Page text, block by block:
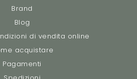
Brand
Blog
di vendita online
acquistare
Pagamenti